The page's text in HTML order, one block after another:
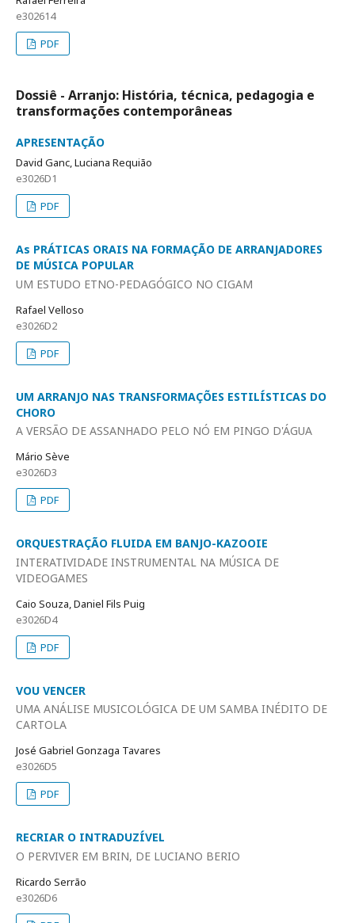
e302614
PDF
Dossiê - Arranjo: História, técnica, pedagogia e
transformações contemporâneas
APRESENTAÇÃO
David Ganc, Luciana Requião
e3026D1
PDF
As PRÁTICAS ORAIS NA FORMAÇÃO DE ARRANJADORES
DE MÚSICA POPULAR
UM ESTUDO ETNO-PEDAGÓGICO NO CIGAM
Rafael Velloso
e3026D2
PDF
UM ARRANJO NAS TRANSFORMAÇÕES ESTILÍSTICAS DO
CHORO
A VERSÃO DE ASSANHADO PELO NÓ EM PINGO D'ÁGUA
Mário Sève
e3026D3
PDF
ORQUESTRAÇÃO FLUIDA EM BANJO-KAZOOIE
INTERATIVIDADE INSTRUMENTAL NA MÚSICA DE
VIDEOGAMES
Caio Souza, Daniel Fils Puig
e3026D4
PDF
VOU VENCER
UMA ANÁLISE MUSICOLÓGICA DE UM SAMBA INÉDITO DE
CARTOLA
José Gabriel Gonzaga Tavares
e3026D5
PDF
RECRIAR O INTRADUZÍVEL
O PERVIVER EM BRIN, DE LUCIANO BERIO
Ricardo Serrão
e3026D6